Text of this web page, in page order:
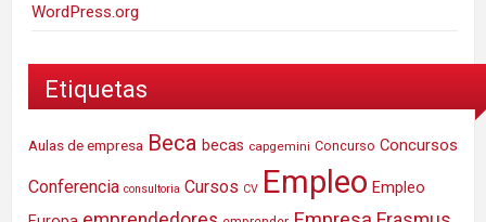
WordPress.org
Etiquetas
Aulas de empresa Beca becas capgemini Concurso Concursos
Conferencia consultoria Cursos CV Empleo Empleo